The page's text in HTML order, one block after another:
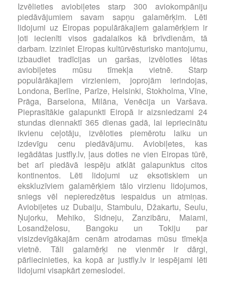
Izvēlieties aviobiļetes starp 300 aviokompāniju
piedāvājumiem savam sapņu galamērķim. Lēti
lidojumi uz Eiropas populārākajiem galamērķiem ir
ļoti iecienīti visos gadalaikos kā brīvdienām, tā
darbam. Izziniet Eiropas kultūrvēsturisko mantojumu,
izbaudiet tradīcijas un garšas, izvēloties lētas
aviobiļetes mūsu tīmekļa vietnē. Starp
populārākajiem virzieniem, joprojām ierindojas,
Londona, Berlīne, Parīze, Helsinki, Stokholma, Vīne,
Prāga, Barselona, Milāna, Venēcija un Varšava.
Pieprasītākie galapunkti Eiropā ir aizsniedzami 24
stundas diennaktī 365 dienas gadā, lai iepriecinātu
ikvienu ceļotāju, izvēloties piemērotu laiku un
izdevīgu cenu piedāvājumu. Aviobiļetes, kas
iegādātas justfly.lv, ļaus doties ne vien Eiropas tūrē,
bet arī piedāvā iespēju atklāt galapunktus citos
kontinentos. Lēti lidojumi uz eksotiskiem un
ekskluzīviem galamērķiem tālo virzienu lidojumos,
sniegs vēl nepieredzētus iespaidus un atmiņas.
Aviobiļetes uz Dubaiju, Stambulu, Džakartu, Seulu,
Ņujorku, Mehiko, Sidneju, Zanzibāru, Maiami,
Losandželosu, Bangoku un Tokiju par
visizdevīgākajām cenām atrodamas mūsu tīmekļa
vietnē. Tāli galamērķi ne vienmēr ir dārgi,
pārliecinieties, ka kopā ar justfly.lv ir iespējami lēti
lidojumi visapkārt zemeslodei.